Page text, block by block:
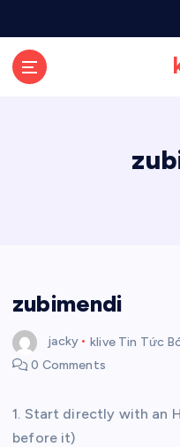
zubimendi
jacky klive Tin Tức
0 Comments
1. Start directly with an
before it)